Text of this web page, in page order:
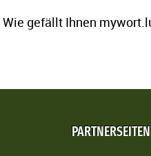
Wie gefällt Ihnen
PARTNERSEITEN